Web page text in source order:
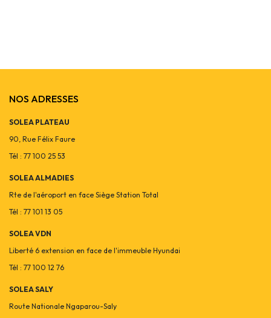
NOS ADRESSES
SOLEA PLATEAU
90, Rue Félix Faure
Tél : 77 100 25 53
SOLEA ALMADIES
Rte de l'aéroport en face Siège Station Total
Tél : 77 101 13 05
SOLEA VDN
Liberté 6 extension en face de l'immeuble Hyundai
Tél : 77 100 12 76
SOLEA SALY
Route Nationale Ngaparou-Saly